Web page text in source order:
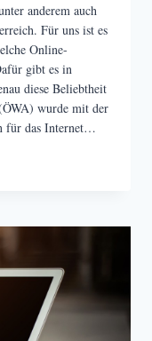
anderem auch
Für uns ist es
Online-
gibt es in
diese Beliebtheit
wurde mit der
für das Internet…